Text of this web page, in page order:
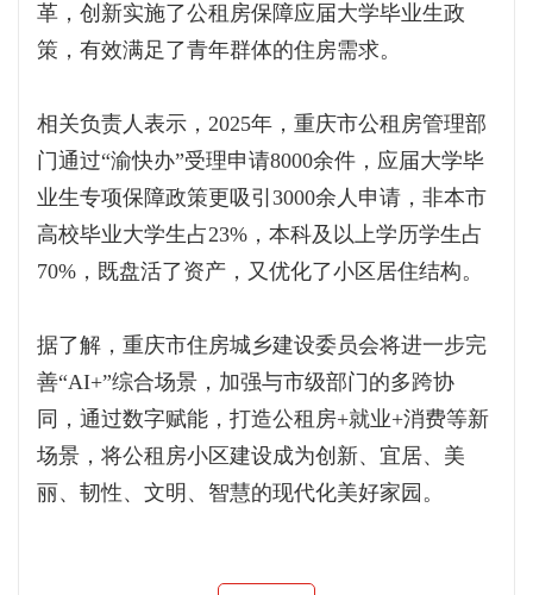
革，创新实施了公租房保障应届大学毕业生政
策，有效满足了青年群体的住房需求。
相关负责人表示，2025年，重庆市公租房管理部
门通过“渝快办”受理申请8000余件，应届大学毕
业生专项保障政策更吸引3000余人申请，非本市
高校毕业大学生占23%，本科及以上学历学生占
70%，既盘活了资产，又优化了小区居住结构。
据了解，重庆市住房城乡建设委员会将进一步完
善“AI+”综合场景，加强与市级部门的多跨协
同，通过数字赋能，打造公租房+就业+消费等新
场景，将公租房小区建设成为创新、宜居、美
丽、韧性、文明、智慧的现代化美好家园。